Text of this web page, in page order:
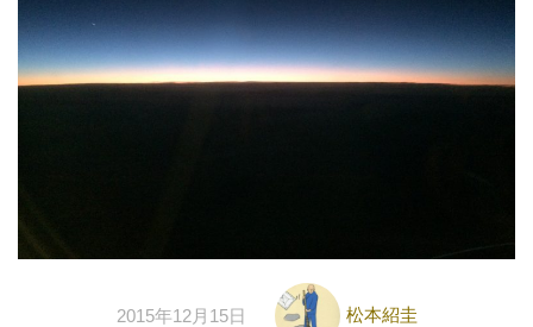
2015年12月15日 松本紹圭